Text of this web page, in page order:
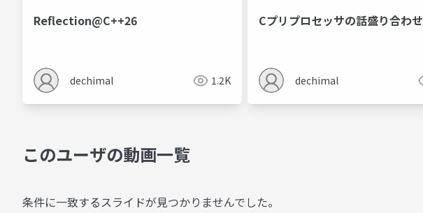
Reflection@C++26
dechimal 1.2K
Cプリプロセッサの話盛り合わせ
dechimal
このユーザの動画一覧
条件に一致するスライドが見つかりませんでした。